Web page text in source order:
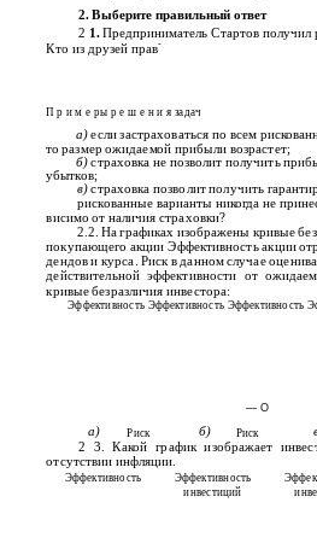
2. Выберите правильный ответ
2 1.Предприниматель Стартов получил
Кто из друзей прав-
П р и м е ры р е ш е н и я задач
а)если застраховаться по всем
то размер ожидаемой прибыли возрастет;
б)страховка не позволит получить
убытков;
в)страховка позволит получить
рискованные варианты никогда не
висимо от наличия страховки?
2.2. На графиках изображены кривые
покупающего акции Эффективность акции
дендов и курса. Риск в данном случае
действительной эффективности от
кривые безразличия инвестора:
Эффективность Эффективность Эффективность
— О
а) Риск б) Риск
2 3. Какой график изображает
отсутствии инфляции.
Эффективность Эффективность
инвестиций